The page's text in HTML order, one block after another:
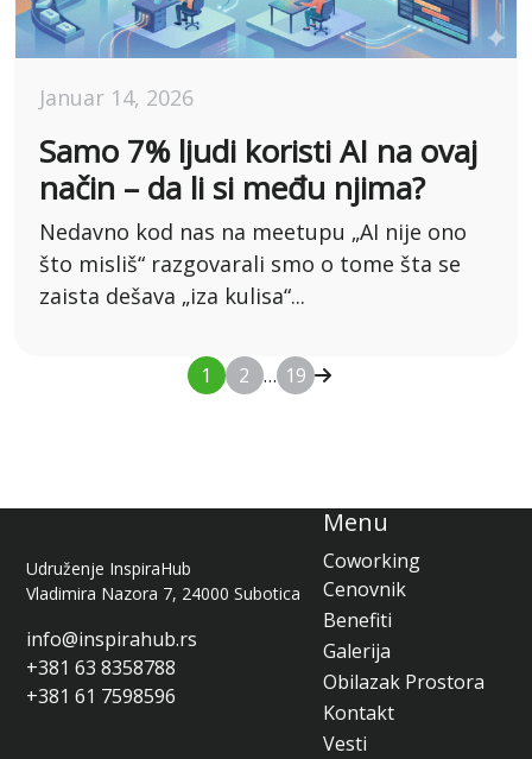
Januar 14, 2026
Samo 7% ljudi koristi AI na ovaj
način – da li si među njima?
Nedavno kod nas na meetupu „AI nije ono
što misliš“ razgovarali smo o tome šta se
zaista dešava „iza kulisa“...
1 2 … 19
Udruženje InspiraHub
Vladimira Nazora 7, 24000 Subotica
info@inspirahub.rs
+381 63 8358788
+381 61 7598596
Menu
Coworking
Cenovnik
Benefiti
Galerija
Obilazak Prostora
Kontakt
Vesti